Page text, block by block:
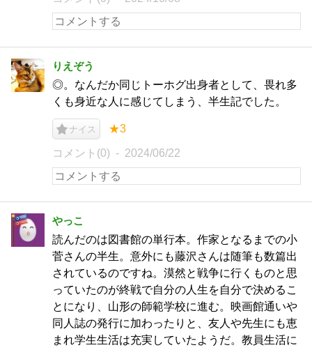
りえぞう
◎。なんだか同じトーホグ出身者として、畏れ多
くも身近な人に感じてしまう、半生記でした。
ナイス ★3
コメント(0) 2024/06/22
やっこ
読んだのは図書館の単行本。作家となるまでの小
菅さんの半生。意外にも藤沢さんは随筆も数篇出
されているのですね。漠然と戦争に行くものと思
っていたのが終戦で自分の人生を自分で決めるこ
とになり、山形の師範学校に進む。映画館通いや
同人誌の発行に加わったりと、友人や先生にも恵
まれ学生生活は充実していたようだ。教員生活に